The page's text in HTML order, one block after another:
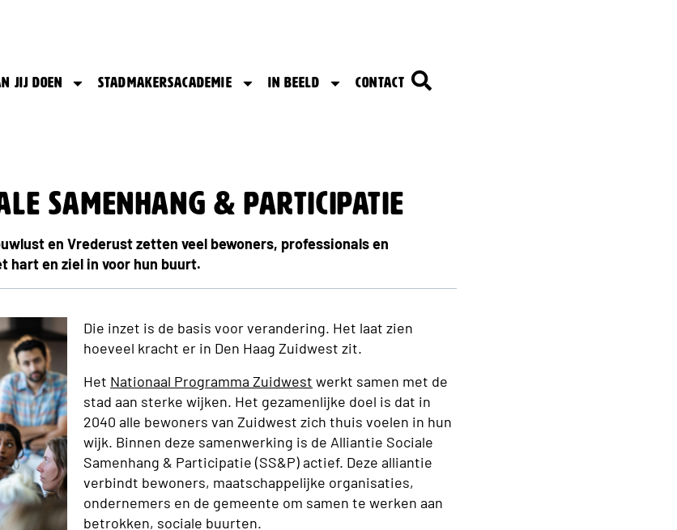
jij doen Stadmakersacademie In beeld Contact
Samenhang & Participatie​
en Vrederust zetten veel bewoners, professionals en
hart en ziel in voor hun buurt.
Die inzet is de basis voor verandering. Het laat zien
hoeveel kracht er in Den Haag Zuidwest zit.
Het Nationaal Programma Zuidwest werkt samen met de
stad aan sterke wijken. Het gezamenlijke doel is dat in
2040 alle bewoners van Zuidwest zich thuis voelen in hun
wijk. Binnen deze samenwerking is de Alliantie Sociale
Samenhang & Participatie (SS&P) actief. Deze alliantie
verbindt bewoners, maatschappelijke organisaties,
ondernemers en de gemeente om samen te werken aan
betrokken, sociale buurten.